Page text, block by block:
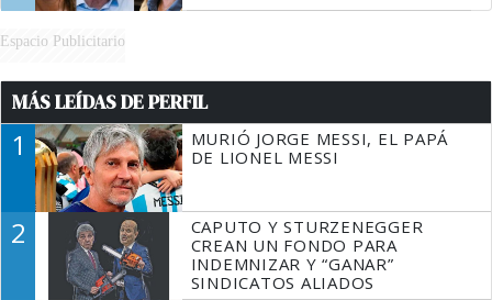
Espacio Publicitario
MÁS LEÍDAS DE PERFIL
1
MURIÓ JORGE MESSI, EL PAPÁ
DE LIONEL MESSI
2
CAPUTO Y STURZENEGGER
CREAN UN FONDO PARA
INDEMNIZAR Y “GANAR”
SINDICATOS ALIADOS